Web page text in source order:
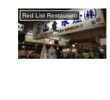
Red List Restaurant